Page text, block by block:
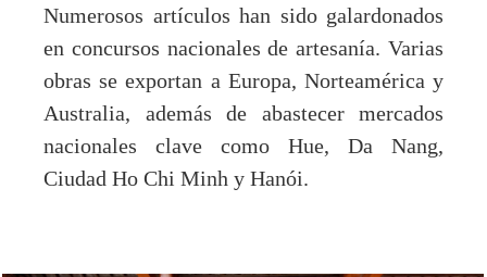
Numerosos artículos han sido galardonados
en concursos nacionales de artesanía. Varias
obras se exportan a Europa, Norteamérica y
Australia, además de abastecer mercados
nacionales clave como Hue, Da Nang,
Ciudad Ho Chi Minh y Hanói.